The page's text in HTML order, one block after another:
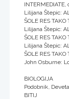
Lilijana Štepic:
ŠOLE RES
Lilijana Štepic:
ŠOLE RES
Lilijana Štepic:
ŠOLE RES
John Osburne:
BIOLOGIJA
Podobnik,
BITIJ